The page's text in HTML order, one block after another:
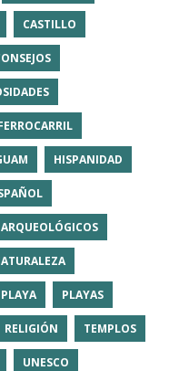
CASTILLO
HISPANIDAD
PLAYA PLAYAS
RELIGIÓN TEMPLOS
UNESCO